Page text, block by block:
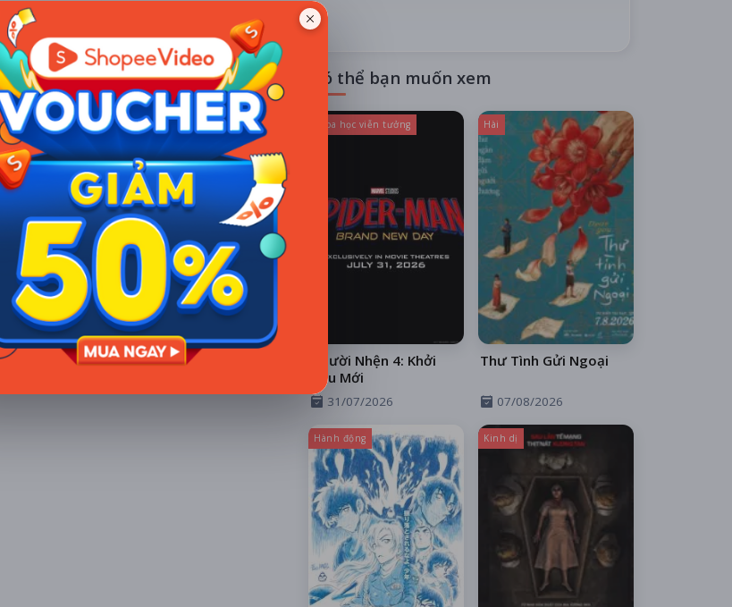
TIN TỨC
Có thể bạn muốn xem
Khoa học viễn tưởng
Người Nhện 4: Khởi
Đầu Mới
31/07/2026
Hài
Thư Tình Gửi Ngoại
07/08/2026
Hành động Kinh dị